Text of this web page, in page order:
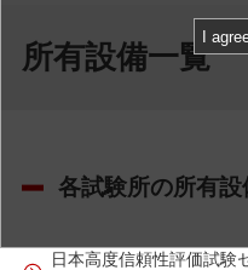
所有設備一覧
各試験所の所有設
日本高度信頼性評価試験
I